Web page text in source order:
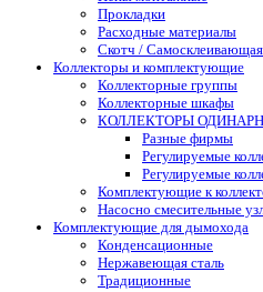
Прокладки
Расходные материалы
Скотч /
Коллекторы и комплектующие
Коллекторные группы
Коллекторные шкафы
КОЛЛЕКТОРЫ
Разные фирмы
Регулируемые
Регулируемые
Комплектующие к
Насосно смесительные
Комплектующие для дымохода
Конденсационные
Нержавеющая сталь
Традиционные